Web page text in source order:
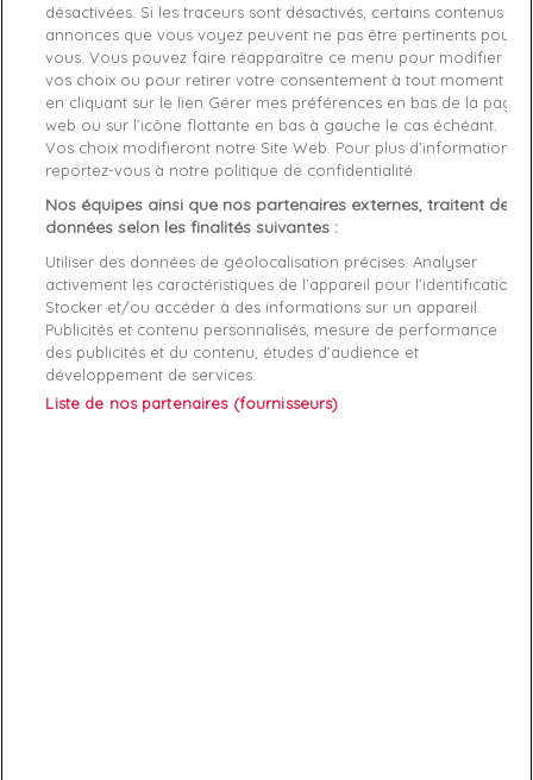
Caractéristiques produit
Description Détails du produit Fabriquant
Reference: 000NM1800E-001
Manufacture: Calvin Klein
Product category: Short homme
désactivées. Si les traceurs sont désactivés, certains contenus et
annonces que vous voyez peuvent ne pas être pertinents pour
vous. Vous pouvez faire réapparaître ce menu pour modifier
vos choix ou pour retirer votre consentement à tout moment
en cliquant sur le lien Gérer mes préférences en bas de la page
web ou sur l’icône flottante en bas à gauche le cas échéant.
Vos choix modifieront notre Site Web. Pour plus d’informations,
reportez-vous à notre politique de confidentialité.
Nos équipes ainsi que nos partenaires externes, traitent des
données selon les finalités suivantes :
Utiliser des données de géolocalisation précises. Analyser
activement les caractéristiques de l’appareil pour l’identification.
Stocker et/ou accéder à des informations sur un appareil.
Publicités et contenu personnalisés, mesure de performance
des publicités et du contenu, études d’audience et
développement de services.
Liste de nos partenaires (fournisseurs)